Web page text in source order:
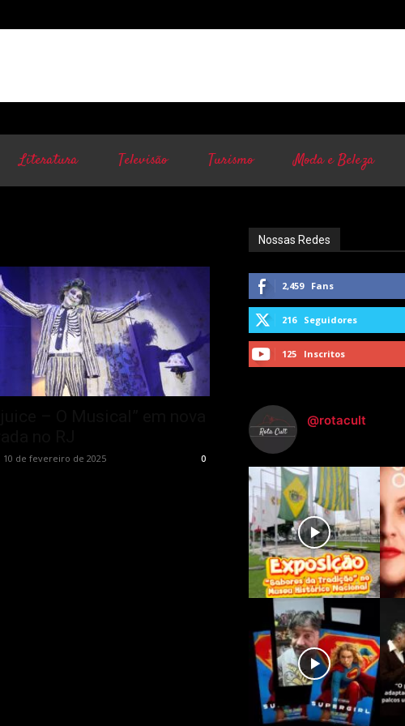
Literatura Televisão Turismo Moda e Beleza
10 de fevereiro de 2025 0
Nossas Redes
2,459 Fans
216 Seguidores
125 Inscritos
@rotacult